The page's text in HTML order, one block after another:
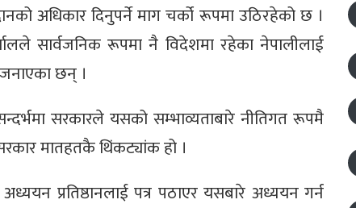
अधिकार दिनुपर्ने माग चर्को रूपमा उठिरहेको छ ।
सार्वजनिक रूपमा नै विदेशमा रहेका नेपालीलाई
जनाएका छन् ।
सरकारले यसको सम्भाव्यताबारे नीतिगत रूपमै
मातहतकै थिंकट्यांक हो ।
अध्ययन प्रतिष्ठानलाई पत्र पठाएर यसबारे अध्ययन गर्न